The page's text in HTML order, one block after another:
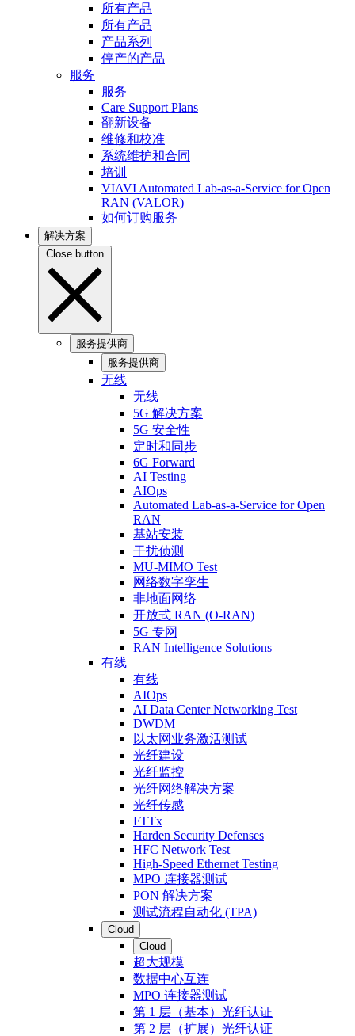
所有产品
所有产品
产品系列
停产的产品
服务
服务
Care Support Plans
翻新设备
维修和校准
系统维护和合同
培训
VIAVI Automated Lab-as-a-Service for Open
RAN (VALOR)
如何订购服务
解决方案
Close button
服务提供商
服务提供商
无线
无线
5G 解决方案
5G 安全性
定时和同步
6G Forward
AI Testing
AIOps
Automated Lab-as-a-Service for Open
RAN
基站安装
干扰侦测
MU-MIMO Test
网络数字孪生
非地面网络
开放式 RAN (O-RAN)
5G 专网
RAN Intelligence Solutions
有线
有线
AIOps
AI Data Center Networking Test
DWDM
以太网业务激活测试
光纤建设
光纤监控
光纤网络解决方案
光纤传感
FTTx
Harden Security Defenses
HFC Network Test
High-Speed Ethernet Testing
MPO 连接器测试
PON 解决方案
测试流程自动化 (TPA)
Cloud
Cloud
超大规模
数据中心互连
MPO 连接器测试
第 1 层（基本）光纤认证
第 2 层（扩展）光纤认证